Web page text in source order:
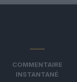
COMMENTAIRE
INSTANTANÉ